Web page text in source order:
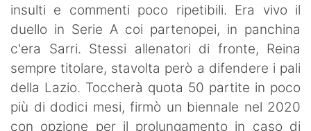
insulti e commenti poco ripetibili. Era vivo il
duello in Serie A coi partenopei, in panchina
c'era Sarri. Stessi allenatori di fronte, Reina
sempre titolare, stavolta però a difendere i pali
della Lazio. Toccherà quota 50 partite in poco
più di dodici mesi, firmò un biennale nel 2020
con opzione per il prolungamento in caso di